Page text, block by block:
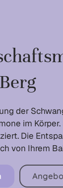
der
im
Die
von Ihrem